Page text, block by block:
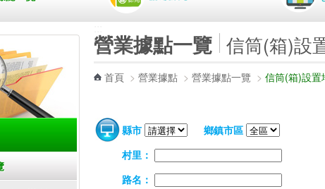
營業據點一覽 信筒(箱)設
首頁 > 營業據點 > 營業據點一覽 > 信筒(箱)設置
縣市
鄉鎮市區
村里：
路名：